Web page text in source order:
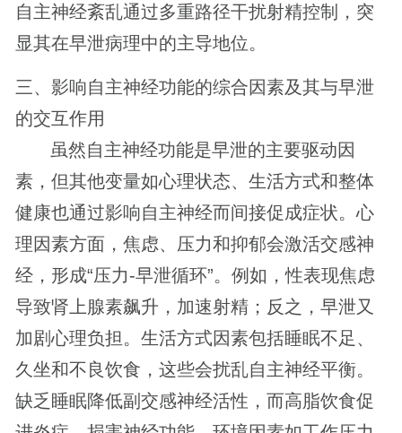
自主神经紊乱通过多重路径干扰射精控制，突
显其在早泄病理中的主导地位。
三、影响自主神经功能的综合因素及其与早泄
的交互作用
虽然自主神经功能是早泄的主要驱动因
素，但其他变量如心理状态、生活方式和整体
健康也通过影响自主神经而间接促成症状。心
理因素方面，焦虑、压力和抑郁会激活交感神
经，形成“压力-早泄循环”。例如，性表现焦虑
导致肾上腺素飙升，加速射精；反之，早泄又
加剧心理负担。生活方式因素包括睡眠不足、
久坐和不良饮食，这些会扰乱自主神经平衡。
缺乏睡眠降低副交感神经活性，而高脂饮食促